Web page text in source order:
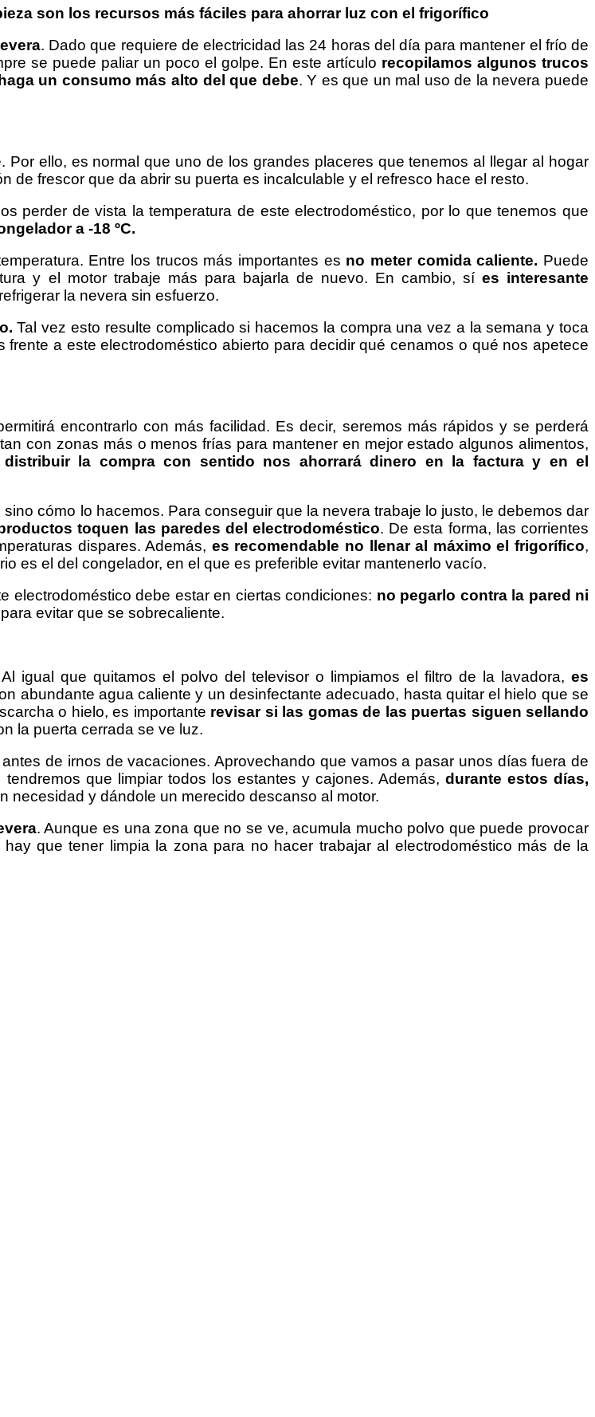
son los recursos más fáciles para ahorrar luz con el frigorífico
. Dado que requiere de electricidad las 24 horas del día para mantener el frío de
se puede paliar un poco el golpe. En este artículo recopilamos algunos trucos
un consumo más alto del que debe. Y es que un mal uso de la nevera puede
ello, es normal que uno de los grandes placeres que tenemos al llegar al hogar
de frescor que da abrir su puerta es incalculable y el refresco hace el resto.
perder de vista la temperatura de este electrodoméstico, por lo que tenemos que
a -18 ºC.
Entre los trucos más importantes es no meter comida caliente. Puede
y el motor trabaje más para bajarla de nuevo. En cambio, sí es interesante
la nevera sin esfuerzo.
Tal vez esto resulte complicado si hacemos la compra una vez a la semana y toca
a este electrodoméstico abierto para decidir qué cenamos o qué nos apetece
encontrarlo con más facilidad. Es decir, seremos más rápidos y se perderá
con zonas más o menos frías para mantener en mejor estado algunos alimentos,
la compra con sentido nos ahorrará dinero en la factura y en el
cómo lo hacemos. Para conseguir que la nevera trabaje lo justo, le debemos dar
toquen las paredes del electrodoméstico. De esta forma, las corrientes
dispares. Además, es recomendable no llenar al máximo el frigorífico,
es el del congelador, en el que es preferible evitar mantenerlo vacío.
electrodoméstico debe estar en ciertas condiciones: no pegarlo contra la pared ni
evitar que se sobrecaliente.
igual que quitamos el polvo del televisor o limpiamos el filtro de la lavadora, es
abundante agua caliente y un desinfectante adecuado, hasta quitar el hielo que se
o hielo, es importante revisar si las gomas de las puertas siguen sellando
la puerta cerrada se ve luz.
de irnos de vacaciones. Aprovechando que vamos a pasar unos días fuera de
que limpiar todos los estantes y cajones. Además, durante estos días,
necesidad y dándole un merecido descanso al motor.
. Aunque es una zona que no se ve, acumula mucho polvo que puede provocar
que tener limpia la zona para no hacer trabajar al electrodoméstico más de la